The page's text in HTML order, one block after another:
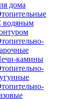
дома
водяным
камины